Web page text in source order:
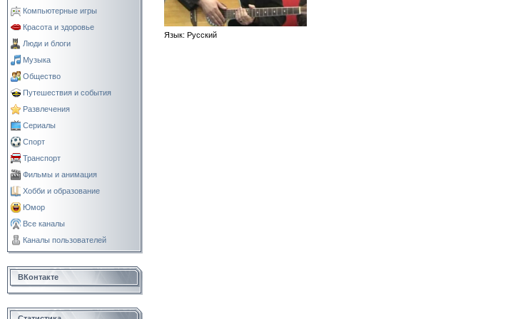
Компьютерные игры
Красота и здоровье
Люди и блоги
Музыка
Общество
Путешествия и события
Развлечения
Сериалы
Спорт
Транспорт
Фильмы и анимация
Хобби и образование
Юмор
Все каналы
Каналы пользователей
ВКонтакте
Язык: Русский